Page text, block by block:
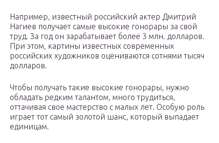
Например, известный российский актер Дмитрий
Нагиев получает самые высокие гонорары за свой
труд. За год он зарабатывает более 3 млн. долларов.
При этом, картины известных современных
российских художников оцениваются сотнями тысяч
долларов.
Чтобы получать такие высокие гонорары, нужно
обладать редким талантом, много трудиться,
оттачивая свое мастерство с малых лет. Особую роль
играет тот самый золотой шанс, который выпадает
единицам.